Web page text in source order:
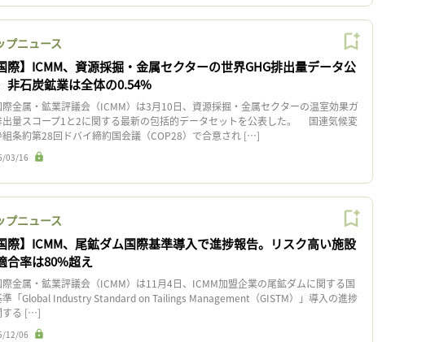
プニュース
際】ICMM、資源採掘・金属セクターの世界GHG排出量データ公
非石炭鉱業は全体の0.54%
金属・鉱業評議会（ICMM）は3月10日、資源採掘・金属セクターの温室効果ガ
出量スコープ1と2に関する最新の包括的データセットを公表した。 国連気候変
組条約第28回ドバイ締約国会議（COP28）で合意され […]
03/16
プニュース
国際】ICMM、尾鉱ダム国際基準導入で進捗報告。リスク高い施設
合率は80%超え
金属・鉱業評議会（ICMM）は11月4日、ICMM加盟企業の尾鉱ダムに関する国
準「Global Industry Standard on Tailings Management（GISTM）」導入の進捗
する […]
12/06